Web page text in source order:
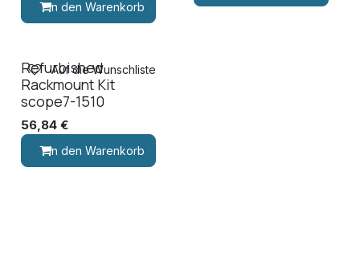
In den Warenkorb
Refurbished
Rackmount Kit
scope7-1510
56,84 €
In den Warenkorb
Auf die Wunschliste